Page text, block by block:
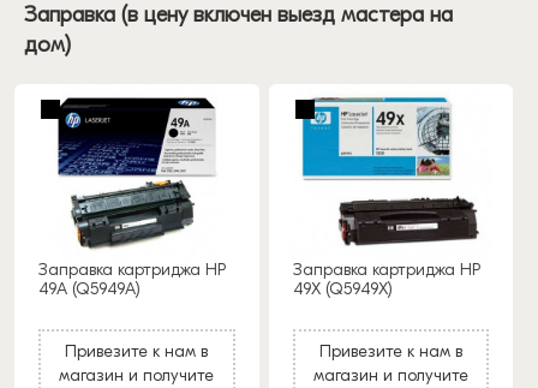
Заправка (в цену включен выезд мастера на
дом)
Заправка картриджа HP
49A (Q5949A)
Привезите к нам в
магазин и получите
Заправка картриджа HP
49X (Q5949X)
Привезите к нам в
магазин и получите